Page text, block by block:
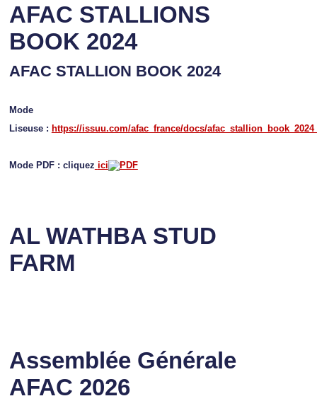
AFAC STALLIONS
BOOK 2024
AFAC STALLION BOOK 2024
Mode
Liseuse : https://issuu.com/afac_france/docs/
Mode PDF : cliquez ici
AL WATHBA STUD
FARM
Assemblée Générale
AFAC 2026